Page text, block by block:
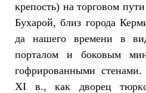
крепость) на торговом
Бухарой, близ города
да нашего времени в
порталом и боковым
гофрированными
XI в., как дворец